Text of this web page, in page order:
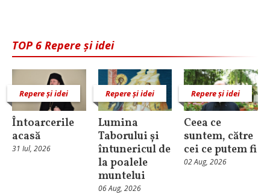
TOP 6 Repere și idei
Repere și idei
Întoarcerile
acasă
31 Iul, 2026
Repere și idei
Lumina
Taborului și
întunericul de
la poalele
muntelui
06 Aug, 2026
Repere și idei
Ceea ce
suntem, către
cei ce putem fi
02 Aug, 2026